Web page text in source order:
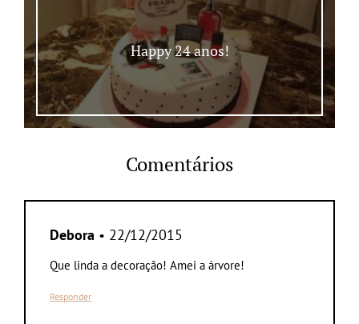
Happy 24 anos!
Comentários
Debora • 22/12/2015
Que linda a decoração! Amei a árvore!
Responder